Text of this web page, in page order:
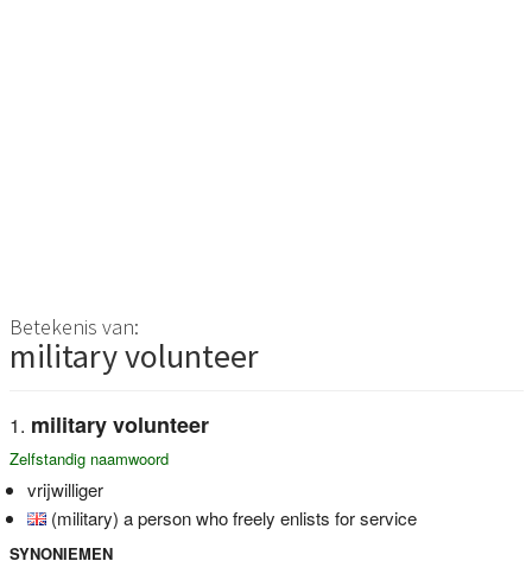
Betekenis van:
military volunteer
military volunteer
Zelfstandig naamwoord
vrijwilliger
(military) a person who freely enlists for service
SYNONIEMEN